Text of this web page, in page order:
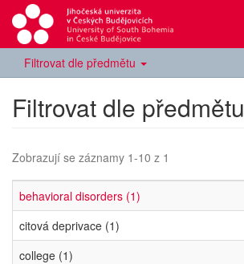
Filtrovat dle předmětu
Filtrovat dle předmětu
Zobrazují se záznamy 1-10 z 1
behavioral disorders (1)
citová deprivace (1)
college (1)